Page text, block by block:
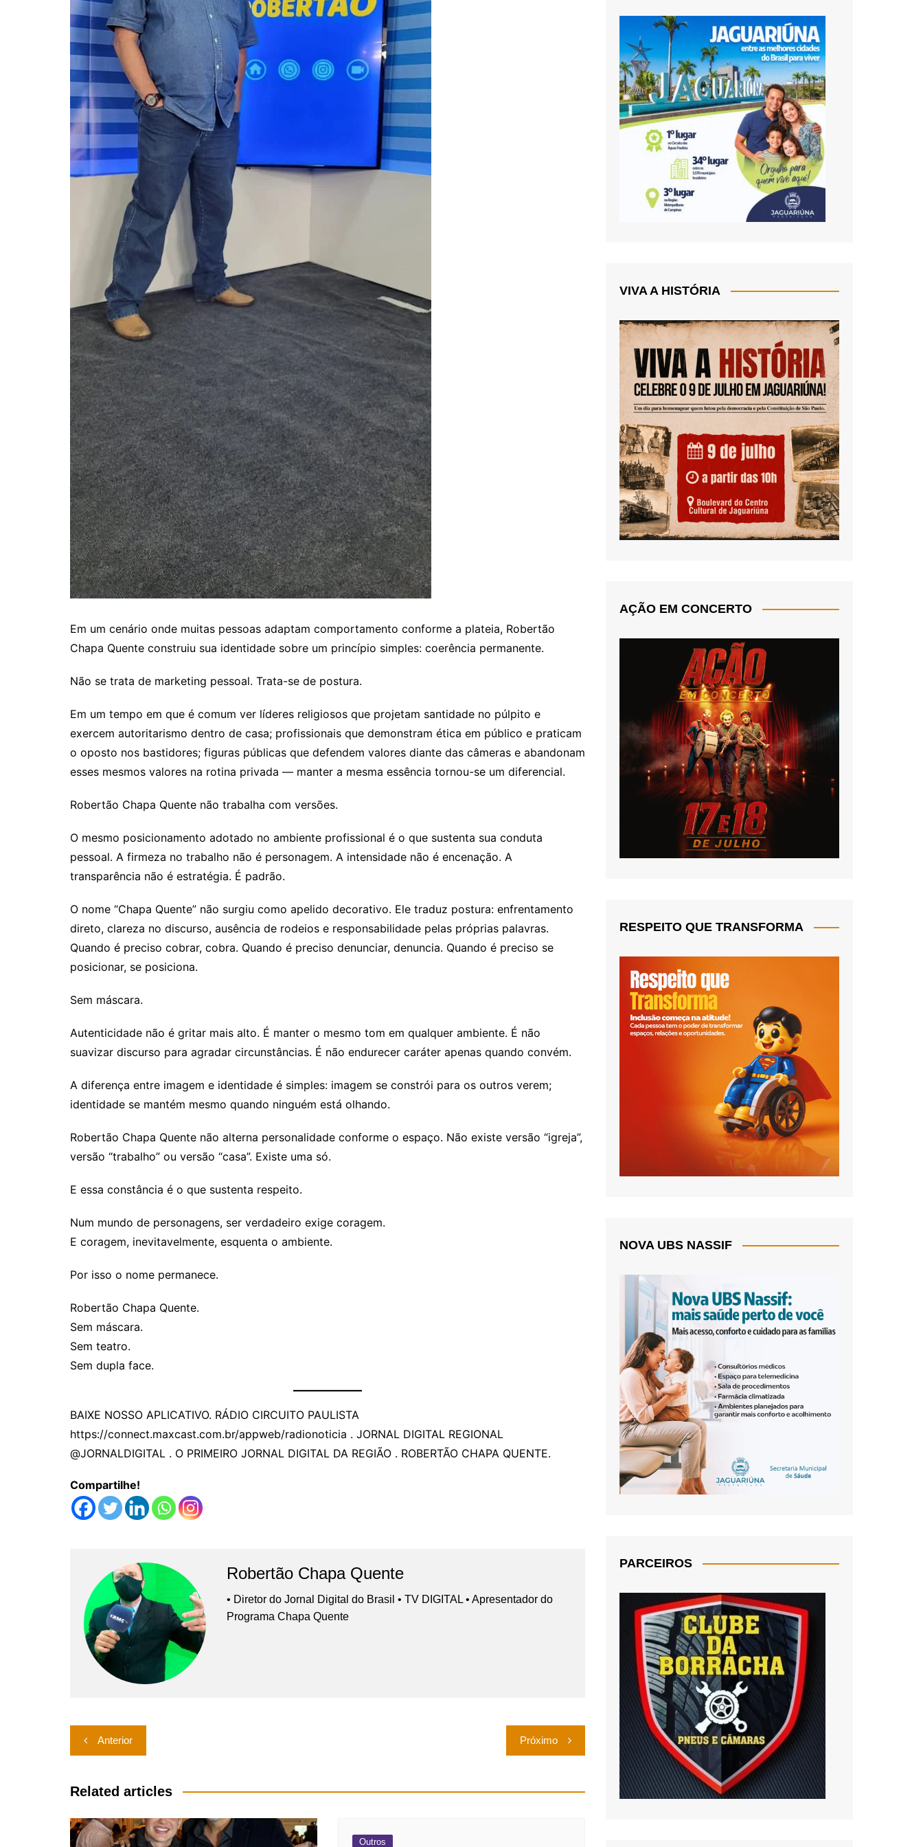
Em um cenário onde muitas pessoas adaptam comportamento conforme a plateia, Robertão
Chapa Quente construiu sua identidade sobre um princípio simples: coerência permanente.
Não se trata de marketing pessoal. Trata-se de postura.
Em um tempo em que é comum ver líderes religiosos que projetam santidade no púlpito e
exercem autoritarismo dentro de casa; profissionais que demonstram ética em público e praticam
o oposto nos bastidores; figuras públicas que defendem valores diante das câmeras e abandonam
esses mesmos valores na rotina privada — manter a mesma essência tornou-se um diferencial.
Robertão Chapa Quente não trabalha com versões.
O mesmo posicionamento adotado no ambiente profissional é o que sustenta sua conduta
pessoal. A firmeza no trabalho não é personagem. A intensidade não é encenação. A
transparência não é estratégia. É padrão.
O nome “Chapa Quente” não surgiu como apelido decorativo. Ele traduz postura: enfrentamento
direto, clareza no discurso, ausência de rodeios e responsabilidade pelas próprias palavras.
Quando é preciso cobrar, cobra. Quando é preciso denunciar, denuncia. Quando é preciso se
posicionar, se posiciona.
Sem máscara.
Autenticidade não é gritar mais alto. É manter o mesmo tom em qualquer ambiente. É não
suavizar discurso para agradar circunstâncias. É não endurecer caráter apenas quando convém.
A diferença entre imagem e identidade é simples: imagem se constrói para os outros verem;
identidade se mantém mesmo quando ninguém está olhando.
Robertão Chapa Quente não alterna personalidade conforme o espaço. Não existe versão “igreja”,
versão “trabalho” ou versão “casa”. Existe uma só.
E essa constância é o que sustenta respeito.
Num mundo de personagens, ser verdadeiro exige coragem.
E coragem, inevitavelmente, esquenta o ambiente.
Por isso o nome permanece.
Robertão Chapa Quente.
Sem máscara.
Sem teatro.
Sem dupla face.
BAIXE NOSSO APLICATIVO. RÁDIO CIRCUITO PAULISTA
https://connect.maxcast.com.br/appweb/radionoticia . JORNAL DIGITAL REGIONAL
@JORNALDIGITAL . O PRIMEIRO JORNAL DIGITAL DA REGIÃO . ROBERTÃO CHAPA QUENTE.
Compartilhe!
Robertão Chapa Quente
• Diretor do Jornal Digital do Brasil • TV DIGITAL • Apresentador do
Programa Chapa Quente
Navegação
de
Post
Anterior Próximo
Related articles
Outros
VIVA A HISTÓRIA
AÇÃO EM CONCERTO
RESPEITO QUE TRANSFORMA
NOVA UBS NASSIF
PARCEIROS